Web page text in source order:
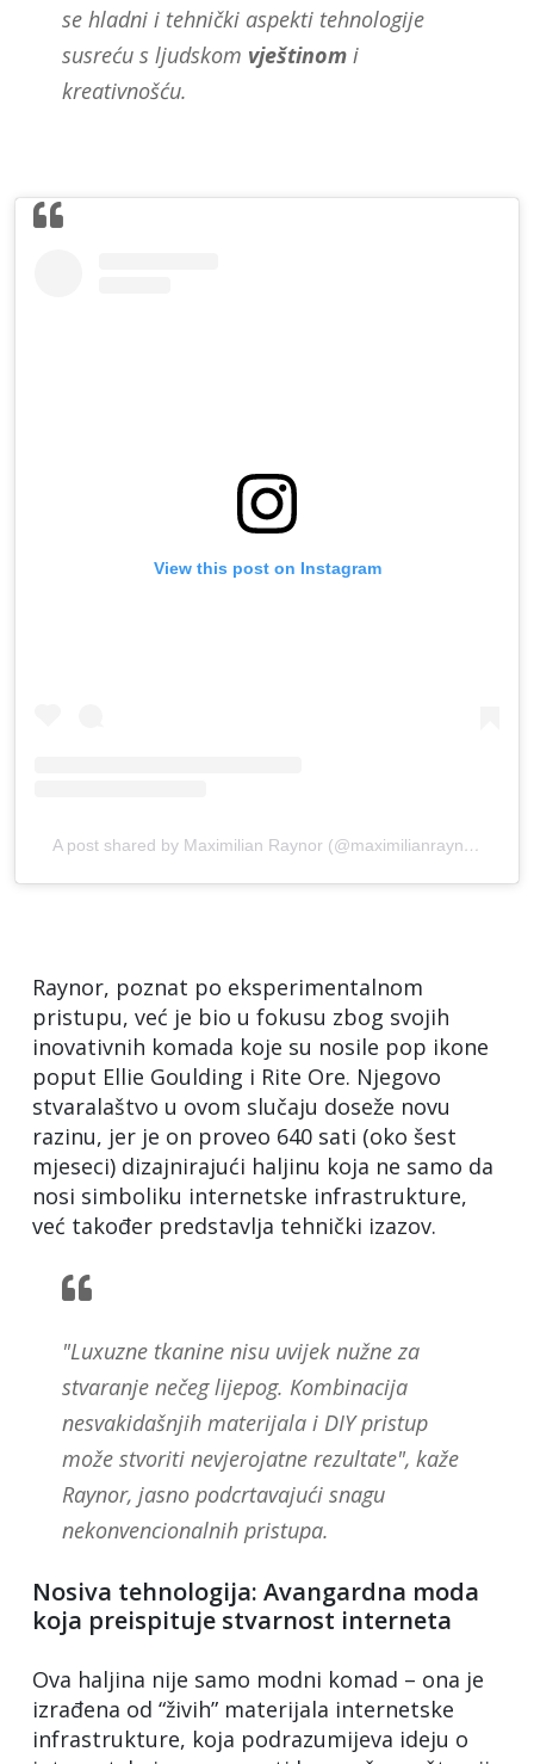
se hladni i tehnički aspekti tehnologije
susreću s ljudskom vještinom i
kreativnošću.
View this post on Instagram
A post shared by Maximilian Raynor (@maximilianraynor)
Raynor, poznat po eksperimentalnom
pristupu, već je bio u fokusu zbog svojih
inovativnih komada koje su nosile pop ikone
poput Ellie Goulding i Rite Ore. Njegovo
stvaralaštvo u ovom slučaju doseže novu
razinu, jer je on proveo 640 sati (oko šest
mjeseci) dizajnirajući haljinu koja ne samo da
nosi simboliku internetske infrastrukture,
već također predstavlja tehnički izazov.
"Luxuzne tkanine nisu uvijek nužne za
stvaranje nečeg lijepog. Kombinacija
nesvakidašnjih materijala i DIY pristup
može stvoriti nevjerojatne rezultate", kaže
Raynor, jasno podcrtavajući snagu
nekonvencionalnih pristupa.
Nosiva tehnologija: Avangardna moda
koja preispituje stvarnost interneta
Ova haljina nije samo modni komad – ona je
izrađena od “živih” materijala internetske
infrastrukture, koja podrazumijeva ideju o